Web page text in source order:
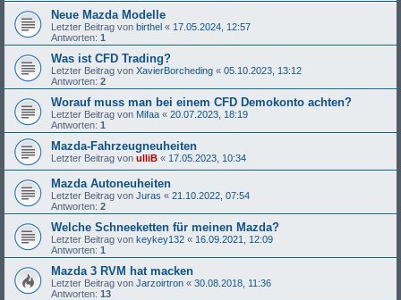
Neue Mazda Modelle
Letzter Beitrag von birthel « 17.05.2024, 12:57
Antworten: 1
Was ist CFD Trading?
Letzter Beitrag von XavierBorcheding « 05.10.2023, 13:12
Antworten: 2
Worauf muss man bei einem CFD Demokonto achten?
Letzter Beitrag von Mifaa « 20.07.2023, 18:19
Antworten: 1
Mazda-Fahrzeugneuheiten
Letzter Beitrag von ulliB « 17.05.2023, 10:34
Mazda Autoneuheiten
Letzter Beitrag von Juras « 21.10.2022, 07:54
Antworten: 2
Welche Schneeketten für meinen Mazda?
Letzter Beitrag von keykey132 « 16.09.2021, 12:09
Antworten: 1
Mazda 3 RVM hat macken
Letzter Beitrag von Jarzoirtron « 30.08.2018, 11:36
Antworten: 13